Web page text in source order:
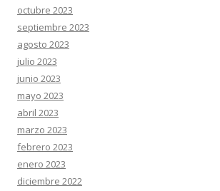
octubre 2023
septiembre 2023
agosto 2023
julio 2023
junio 2023
mayo 2023
abril 2023
marzo 2023
febrero 2023
enero 2023
diciembre 2022